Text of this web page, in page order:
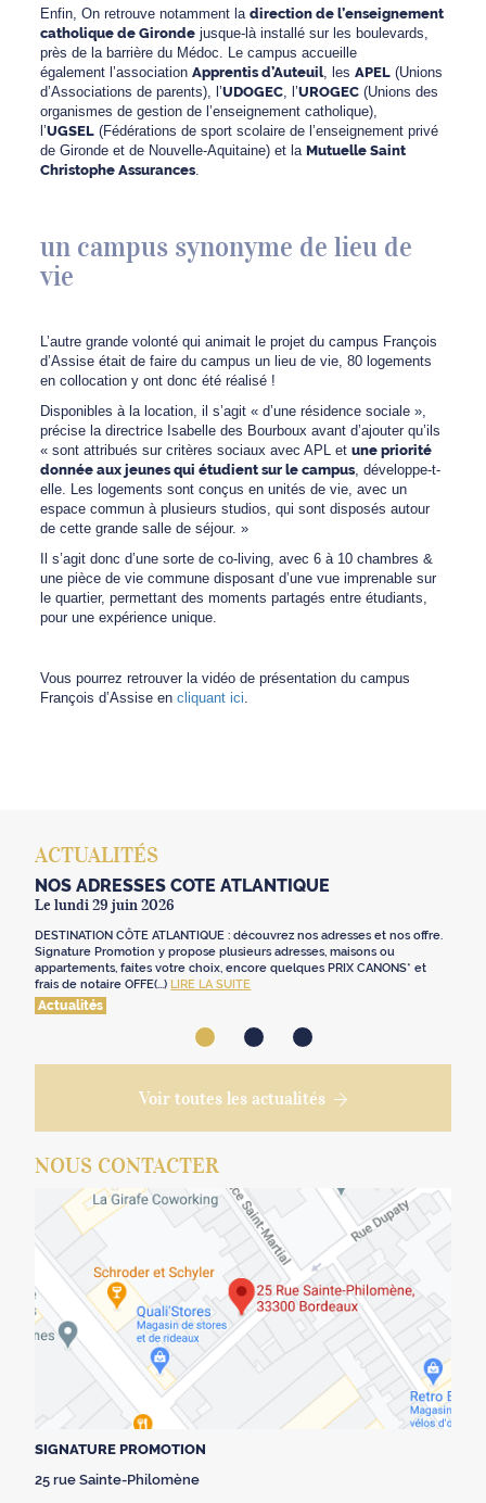
Enfin, On retrouve notamment ladirection de l’enseignement
catholique de Gironde jusque-là installé sur les boulevards,
près de la barrière du Médoc. Le campus accueille
également l’associationApprentis d’Auteuil, lesAPEL (Unions
d’Associations de parents), l’UDOGEC, l’UROGEC (Unions des
organismes de gestion de l’enseignement catholique),
l’UGSEL (Fédérations de sport scolaire de l’enseignement privé
de Gironde et de Nouvelle-Aquitaine) et laMutuelle Saint
Christophe Assurances.
un campus synonyme de lieu de
vie
L’autre grande volonté qui animait le projet du campus François
d’Assise était de faire du campus un lieu de vie, 80 logements
en collocation y ont donc été réalisé !
Disponibles à la location, il s’agit « d’une résidence sociale »,
précise la directrice Isabelle des Bourboux avant d’ajouter qu’ils
« sont attribués sur critères sociaux avec APL etune priorité
donnée aux jeunes qui étudient sur le campus, développe-t-
elle. Les logements sont conçus en unités de vie, avec un
espace commun à plusieurs studios, qui sont disposés autour
de cette grande salle de séjour. »
Il s’agit donc d’une sorte de co-living, avec 6 à 10 chambres &
une pièce de vie commune disposant d’une vue imprenable sur
le quartier, permettant des moments partagés entre étudiants,
pour une expérience unique.
Vous pourrez retrouver la vidéo de présentation du campus
François d’Assise encliquant ici.
ACTUALITÉS
NOS ADRESSES CÔTE ATLANTIQUE
Le lundi 29 juin 2026
DESTINATION CÔTE ATLANTIQUE : découvrez nos adresses et nos offre.
Signature Promotion y propose plusieurs adresses, maisons ou
appartements, faites votre choix, encore quelques PRIX CANONS* et
frais de notaire OFFE(...) LIRE LA SUITE
Actualités
Voir toutes les actualités
NOUS CONTACTER
SIGNATURE PROMOTION
25 rue Sainte-Philomène